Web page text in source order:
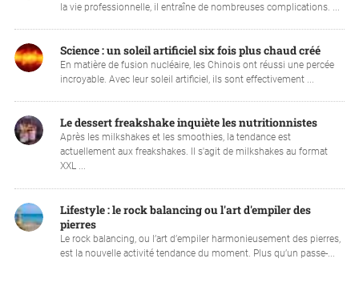
la vie professionnelle, il entraîne de nombreuses complications. ...
Science : un soleil artificiel six fois plus chaud créé
En matière de fusion nucléaire, les Chinois ont réussi une percée
incroyable. Avec leur soleil artificiel, ils sont effectivement ...
Le dessert freakshake inquiète les nutritionnistes
Après les milkshakes et les smoothies, la tendance est
actuellement aux freakshakes. Il s'agit de milkshakes au format
XXL ...
Lifestyle : le rock balancing ou l'art d'empiler des
pierres
Le rock balancing, ou l’art d’empiler harmonieusement des pierres,
est la nouvelle activité tendance du moment. Plus qu’un passe-...